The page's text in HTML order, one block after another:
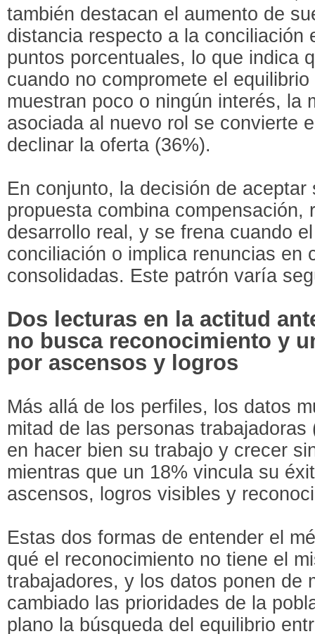
también destacan el aumento de
distancia respecto a la conciliación
puntos porcentuales, lo que indica
cuando no compromete el
muestran poco o ningún interés, la
asociada al nuevo rol se convierte
declinar la oferta (36%).
En conjunto, la decisión de
propuesta combina compensación,
desarrollo real, y se frena cuando
conciliación o implica renuncias en
consolidadas. Este patrón varía
Dos lecturas en la actitud
no busca reconocimiento y
por ascensos y logros
Más allá de los perfiles, los datos
mitad de las personas
en hacer bien su trabajo y crecer
mientras que un 18% vincula su
ascensos, logros visibles y
Estas dos formas de entender el
qué el reconocimiento no tiene el
trabajadores, y los datos ponen de
cambiado las prioridades de la
plano la búsqueda del equilibrio